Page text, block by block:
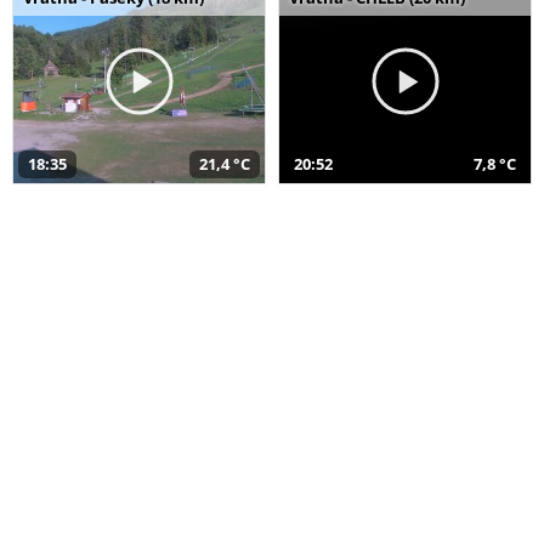
18:35 21,4 °C 20:52 7,8 °C